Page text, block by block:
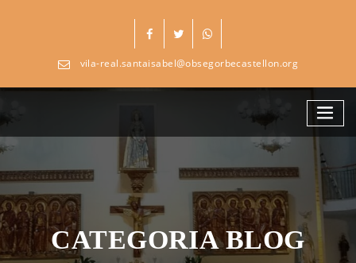
vila-real.santaisabel@obsegorbecastellon.org
CATEGORIA BLOG